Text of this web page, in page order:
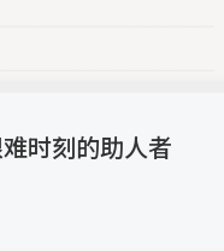
时刻的助人者